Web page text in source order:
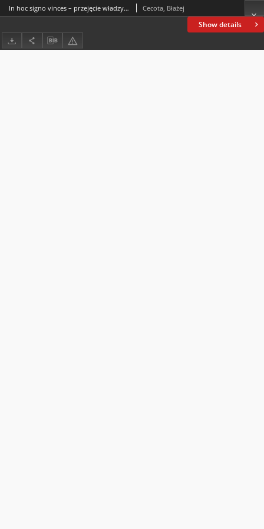
Show details
In hoc signo vinces – przejęcie władzy przez Abbasydów w średniowiecznej historiografii koptyjskiej Cecota, Błażej